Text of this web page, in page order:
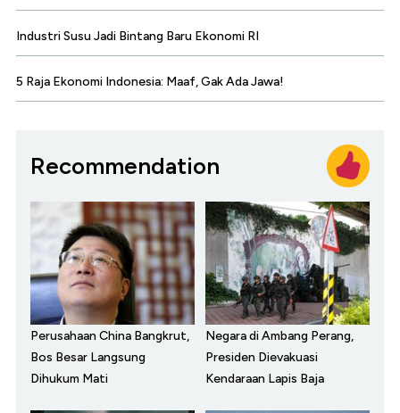
Industri Susu Jadi Bintang Baru Ekonomi RI
5 Raja Ekonomi Indonesia: Maaf, Gak Ada Jawa!
Recommendation
Perusahaan China Bangkrut,
Bos Besar Langsung
Dihukum Mati
Negara di Ambang Perang,
Presiden Dievakuasi
Kendaraan Lapis Baja